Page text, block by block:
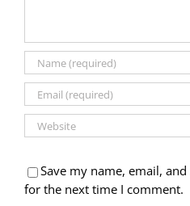
Save my name, email,
for the next time I comment.